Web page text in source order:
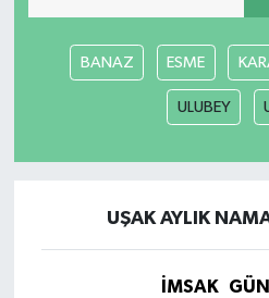
BANAZ ESME
ULUBEY
UŞAK AYLIK
İMSAK
YUNUSEMRE
MANİSA'YI KEŞFET
TÜRKİYE'DE TREND
ÖZEL HABER